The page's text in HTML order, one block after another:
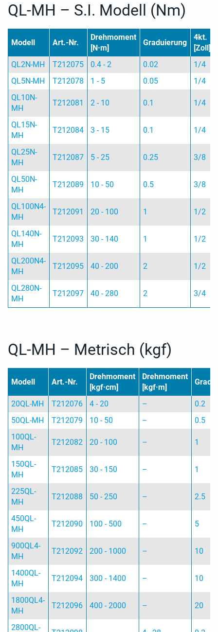
QL-MH – S.I. Modell (Nm)
Modell Art.-Nr.
Drehmoment
[N·m]
Graduierung
4kt.
[Zoll]
QL2N-MH
T212075 0.4 - 2 0.02 1/4
QL5N-MH
T212078 1 - 5 0.05 1/4
QL10N-
MH
T212081 2 - 10 0.1 1/4
QL15N-
MH
T212084 3 - 15 0.1 1/4
QL25N-
MH
T212087 5 - 25 0.25 3/8
QL50N-
MH
T212089 10 - 50 0.5 3/8
QL100N4-
MH
T212091 20 - 100 1 1/2
QL140N-
MH
T212093 30 - 140 1 1/2
QL200N4-
MH
T212095 40 - 200 2 1/2
QL280N-
MH
T212097 40 - 280 2 3/4
QL-MH – Metrisch (kgf)
Modell Art.-Nr.
Drehmoment
[kgf·cm]
Drehmoment
[kgf·m]
20QL-MH T212076 4 - 20 –
0.2
50QL-MH
T212079 10 - 50 –
0.5
100QL-
MH
T212082 20 - 100 – 1
150QL-
MH
T212085 30 - 150 – 1
225QL-
MH
T212088 50 - 250 – 2.5
450QL-
MH
T212090 100 - 500 – 5
900QL4-
MH
T212092 200 - 1000 – 10
1400QL-
MH
T212094 300 - 1400 – 10
1800QL4-
MH
T212096 400 - 2000 – 20
2800QL-